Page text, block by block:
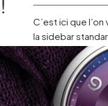
C’est ici que
la sidebar